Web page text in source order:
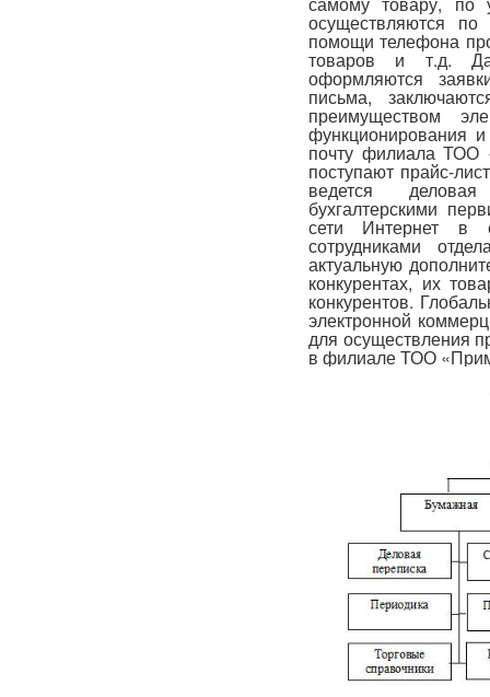
осуществляются
помощи телефона
товаров и т.д.
оформляются
письма,
преимуществом
функционирования
почту филиала ТОО
поступают прайс-
ведется
бухгалтерскими
сети Интернет в
сотрудниками
актуальную
конкурентах, их
конкурентов.
электронной
для осуществления
в филиале ТОО